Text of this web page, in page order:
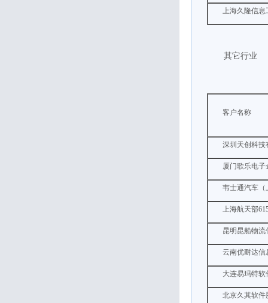
上海久隆信息
其它行业
客户名称
深圳天创科技
厦门歌乐电
韦士通汽车（
上海航天部
昆明昆船物
云南优耐达信
大连易玛特软
北京久其软件